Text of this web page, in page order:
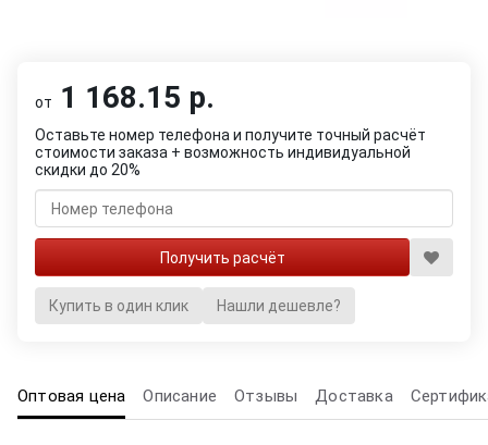
от 1 168.15 р.
Оставьте номер телефона и получите точный расчёт
стоимости заказа + возможность индивидуальной
скидки до 20%
Купить в один клик Нашли дешевле?
Оптовая цена Описание Отзывы Доставка